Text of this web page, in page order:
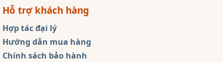
Hỗ trợ khách hàng
Hợp tác đại lý
Hướng dẫn mua hàng
Chính sách bảo hành